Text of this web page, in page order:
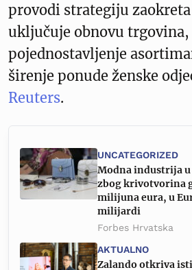
provodi strategiju
uključuje obnovu trgovina,
pojednostavljenje
širenje ponude ženske
Reuters.
UNCATEGORIZED
Modna industrija
zbog krivotvorina
milijuna eura, u
milijardi
Forbes Hrvatska
AKTUALNO
Zalando otkriva